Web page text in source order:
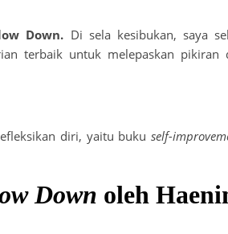
Down. Di sela kesibukan, saya
terbaik untuk melepaskan pikiran
diri, yaitu buku self-
Down oleh